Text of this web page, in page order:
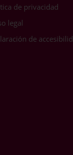
de privacidad
legal
de